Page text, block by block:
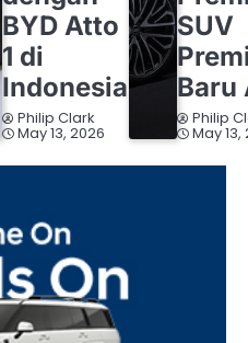
BYD Atto
1 di
Indonesia
Philip Clark
May 13, 2026
SUV
Baru
Philip
May 13,